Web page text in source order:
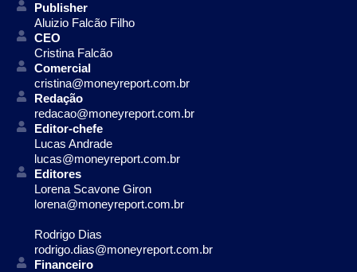
Publisher
Aluizio Falcão Filho
CEO
Cristina Falcão
Comercial
cristina@moneyreport.com.br
Redação
redacao@moneyreport.com.br
Editor-chefe
Lucas Andrade
lucas@moneyreport.com.br
Editores
Lorena Scavone Giron
lorena@moneyreport.com.br
Rodrigo Dias
rodrigo.dias@moneyreport.com.br
Financeiro